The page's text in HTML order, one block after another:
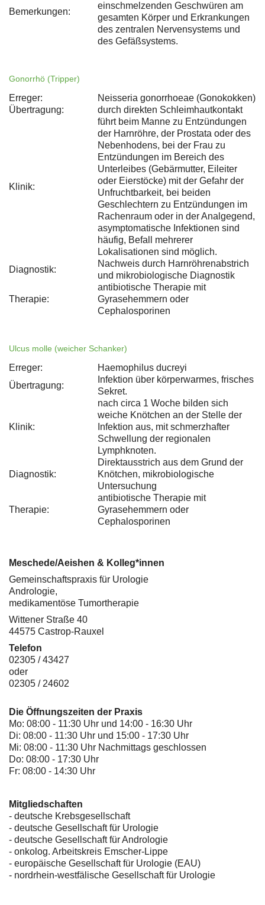
Bemerkungen:
einschmelzenden Geschwüren am
gesamten Körper und Erkrankungen
des zentralen Nervensystems und
des Gefäßsystems.
Gonorrhö (Tripper)
Erreger:
Neisseria gonorrhoeae (Gonokokken)
Übertragung:
durch direkten Schleimhautkontakt
Klinik:
führt beim Manne zu Entzündungen
der Harnröhre, der Prostata oder des
Nebenhodens, bei der Frau zu
Entzündungen im Bereich des
Unterleibes (Gebärmutter, Eileiter
oder Eierstöcke) mit der Gefahr der
Unfruchtbarkeit, bei beiden
Geschlechtern zu Entzündungen im
Rachenraum oder in der Analgegend,
asymptomatische Infektionen sind
häufig, Befall mehrerer
Lokalisationen sind möglich.
Diagnostik:
Nachweis durch Harnröhrenabstrich
und mikrobiologische Diagnostik
Therapie:
antibiotische Therapie mit
Gyrasehemmern oder
Cephalosporinen
Ulcus molle (weicher Schanker)
Erreger:
Haemophilus ducreyi
Übertragung:
Infektion über körperwarmes, frisches
Sekret.
Klinik:
nach circa 1 Woche bilden sich
weiche Knötchen an der Stelle der
Infektion aus, mit schmerzhafter
Schwellung der regionalen
Lymphknoten.
Diagnostik:
Direktausstrich aus dem Grund der
Knötchen, mikrobiologische
Untersuchung
Therapie:
antibiotische Therapie mit
Gyrasehemmern oder
Cephalosporinen
Meschede/Aeishen & Kolleg*innen
Gemeinschaftspraxis für Urologie
Andrologie,
medikamentöse Tumortherapie
Wittener Straße 40
44575 Castrop-Rauxel
Telefon
02305 / 43427
oder
02305 / 24602
Die Öffnungszeiten der Praxis
Mo: 08:00 - 11:30 Uhr und 14:00 - 16:30 Uhr
Di: 08:00 - 11:30 Uhr und 15:00 - 17:30 Uhr
Mi: 08:00 - 11:30 Uhr Nachmittags geschlossen
Do: 08:00 - 17:30 Uhr
Fr: 08:00 - 14:30 Uhr
Mitgliedschaften
- deutsche Krebsgesellschaft
- deutsche Gesellschaft für Urologie
- deutsche Gesellschaft für Andrologie
- onkolog. Arbeitskreis Emscher-Lippe
- europäische Gesellschaft für Urologie (EAU)
- nordrhein-westfälische Gesellschaft für Urologie